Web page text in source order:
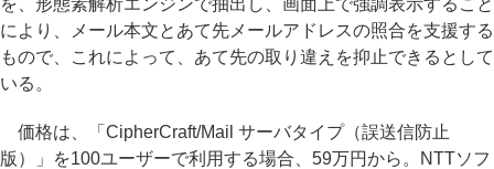
を、形態素解析エンジンで抽出し、画面上で強調表示すること
により、メール本文とあて先メールアドレスの照合を支援する
もので、これによって、あて先の取り違えを抑止できるとして
いる。
価格は、「CipherCraft/Mail サーバタイプ（誤送信防止
版）」を100ユーザーで利用する場合、59万円から。NTTソフ